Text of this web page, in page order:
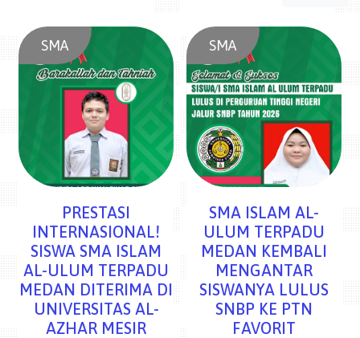
SMA
PRESTASI
INTERNASIONAL!
SISWA SMA ISLAM
AL-ULUM TERPADU
MEDAN DITERIMA DI
UNIVERSITAS AL-
AZHAR MESIR
SMA
SMA ISLAM AL-
ULUM TERPADU
MEDAN KEMBALI
MENGANTAR
SISWANYA LULUS
SNBP KE PTN
FAVORIT